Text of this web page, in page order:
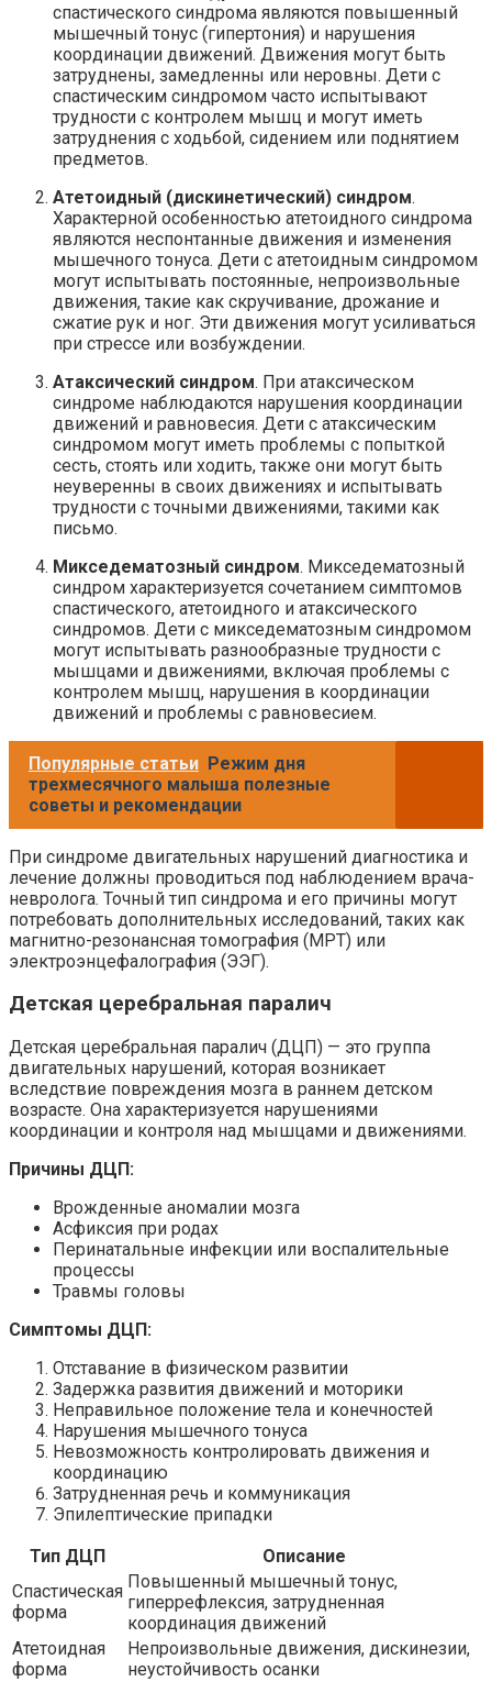
спастического синдрома являются повышенный
мышечный тонус (гипертония) и нарушения
координации движений. Движения могут быть
затруднены, замедленны или неровны. Дети с
спастическим синдромом часто испытывают
трудности с контролем мышц и могут иметь
затруднения с ходьбой, сидением или поднятием
предметов.
Атетоидный (дискинетический) синдром.
Характерной особенностью атетоидного синдрома
являются неспонтанные движения и изменения
мышечного тонуса. Дети с атетоидным синдромом
могут испытывать постоянные, непроизвольные
движения, такие как скручивание, дрожание и
сжатие рук и ног. Эти движения могут усиливаться
при стрессе или возбуждении.
Атаксический синдром. При атаксическом
синдроме наблюдаются нарушения координации
движений и равновесия. Дети с атаксическим
синдромом могут иметь проблемы с попыткой
сесть, стоять или ходить, также они могут быть
неуверенны в своих движениях и испытывать
трудности с точными движениями, такими как
письмо.
Микседематозный синдром. Микседематозный
синдром характеризуется сочетанием симптомов
спастического, атетоидного и атаксического
синдромов. Дети с микседематозным синдромом
могут испытывать разнообразные трудности с
мышцами и движениями, включая проблемы с
контролем мышц, нарушения в координации
движений и проблемы с равновесием.
Популярные статьи Режим дня
трехмесячного малыша полезные
советы и рекомендации
При синдроме двигательных нарушений диагностика и
лечение должны проводиться под наблюдением врача-
невролога. Точный тип синдрома и его причины могут
потребовать дополнительных исследований, таких как
магнитно-резонансная томография (МРТ) или
электроэнцефалография (ЭЭГ).
Детская церебральная паралич
Детская церебральная паралич (ДЦП) — это группа
двигательных нарушений, которая возникает
вследствие повреждения мозга в раннем детском
возрасте. Она характеризуется нарушениями
координации и контроля над мышцами и движениями.
Причины ДЦП:
Врожденные аномалии мозга
Асфиксия при родах
Перинатальные инфекции или воспалительные
процессы
Травмы головы
Симптомы ДЦП:
Отставание в физическом развитии
Задержка развития движений и моторики
Неправильное положение тела и конечностей
Нарушения мышечного тонуса
Невозможность контролировать движения и
координацию
Затрудненная речь и коммуникация
Эпилептические припадки
Тип ДЦП
Описание
Спастическая
форма
Повышенный мышечный тонус,
гиперрефлексия, затрудненная
координация движений
Атетоидная
форма
Непроизвольные движения, дискинезии,
неустойчивость осанки